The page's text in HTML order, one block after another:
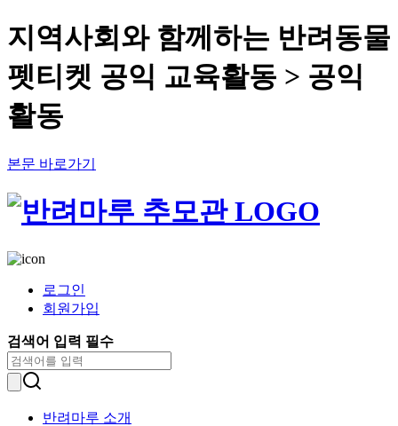
지역사회와 함께하는 반려동물
펫티켓 공익 교육활동 > 공익
활동
본문 바로가기
로그인
회원가입
검색어 입력 필수
반려마루 소개